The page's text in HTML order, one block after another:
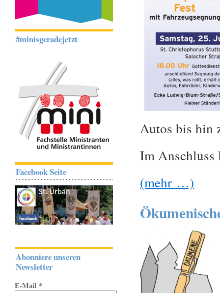
Autos bis hin
Im Anschluss
(mehr …)
#minisgeradejetzt
Facebook Seite
Abonniere unseren
Newsletter
E-Mail *